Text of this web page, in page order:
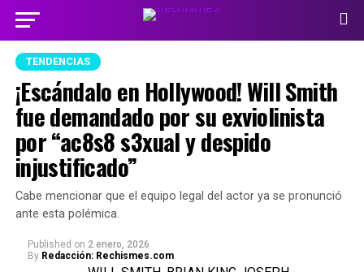
TENDENCIAS
¡Escándalo en Hollywood! Will Smith
fue demandado por su exviolinista
por “ac8s8 s3xual y despido
injustificado”
Cabe mencionar que el equipo legal del actor ya se pronunció
ante esta polémica.
Published on 2 enero, 2026
By Redacción: Rechismes.com